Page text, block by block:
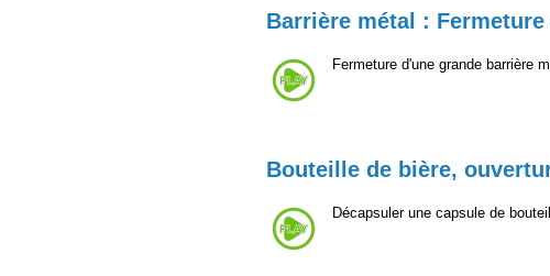
Barrière métal : Fermeture
Fermeture d'une grande barrière
Bouteille de bière,
Décapsuler une capsule de